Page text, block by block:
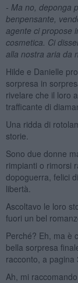
- Ma no, deponga
benpensante,
agente ci propose
cosmetica. Ci
alla nostra aria da
Hilde e Danielle
sorpresa in
rivelare che il loro
trafficante di
Una ridda di
storie.
Sono due donne
rimpianti o rimorsi
dopoguerra, felici
libertà.
Ascoltavo le loro
fuori un bel
Perché? Eh, ma è
bella sorpresa
racconto, a pagina
Ah, mi